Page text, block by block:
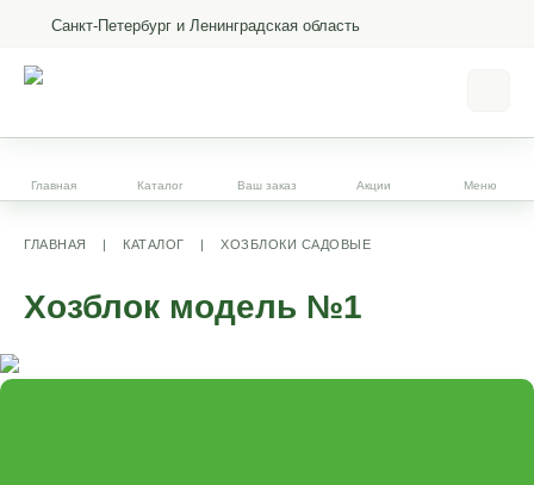
Санкт-Петербург и Ленинградская область
Главная Каталог Ваш заказ Акции Меню
ГЛАВНАЯ | КАТАЛОГ | ХОЗБЛОКИ САДОВЫЕ
Хозблок модель №1